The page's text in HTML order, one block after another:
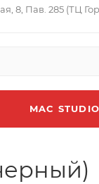
8, Пав. 285 (ТЦ
MAC STUDIO